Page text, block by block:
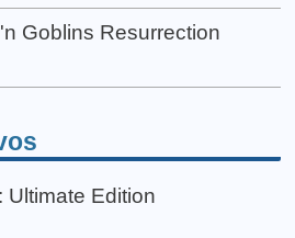
Goblins Resurrection
Edition